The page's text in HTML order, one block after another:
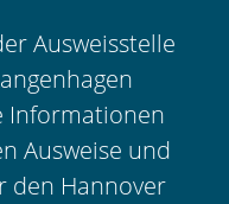
Ausweisstelle
Informationen
Ausweise und
den Hannover